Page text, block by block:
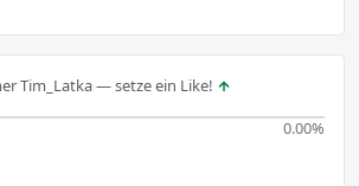
Tim_Latka — setze ein Like!
0.00%